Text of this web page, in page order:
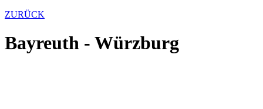
ZURÜCK
Bayreuth - Würzburg